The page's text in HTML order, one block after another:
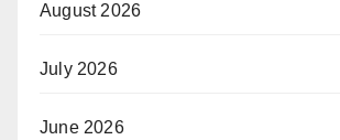
August 2026
July 2026
June 2026